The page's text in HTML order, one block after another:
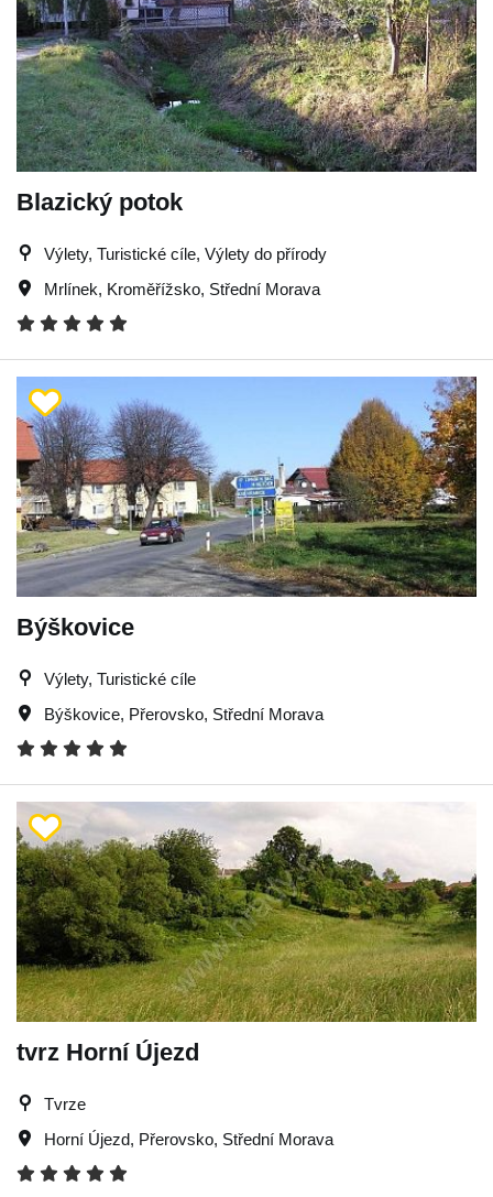
Blazický potok
Výlety, Turistické cíle, Výlety do přírody
Mrlínek, Kroměřížsko, Střední Morava
Býškovice
Výlety, Turistické cíle
Býškovice, Přerovsko, Střední Morava
tvrz Horní Újezd
Tvrze
Horní Újezd, Přerovsko, Střední Morava